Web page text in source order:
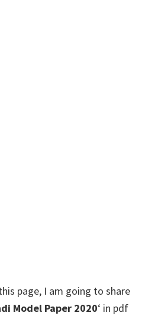
page, I am going to share
Model Paper 2020‘ in pdf